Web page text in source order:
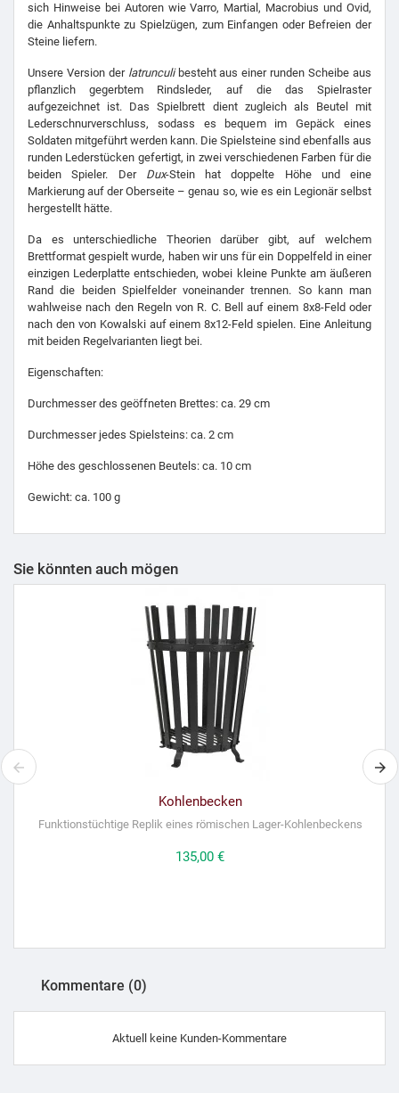
sich Hinweise bei Autoren wie Varro, Martial, Macrobius und Ovid,
die Anhaltspunkte zu Spielzügen, zum Einfangen oder Befreien der
Steine liefern.
Unsere Version der latrunculibesteht aus einer runden Scheibe aus
pflanzlich gegerbtem Rindsleder, auf die das Spielraster
aufgezeichnet ist. Das Spielbrett dient zugleich als Beutel mit
Lederschnurverschluss, sodass es bequem im Gepäck eines
Soldaten mitgeführt werden kann. Die Spielsteine sind ebenfalls aus
runden Lederstücken gefertigt, in zwei verschiedenen Farben für die
beiden Spieler. Der Dux-Stein hat doppelte Höhe und eine
Markierung auf der Oberseite – genau so, wie es ein Legionär selbst
hergestellt hätte.
Da es unterschiedliche Theorien darüber gibt, auf welchem
Brettformat gespielt wurde, haben wir uns für ein Doppelfeld in einer
einzigen Lederplatte entschieden, wobei kleine Punkte am äußeren
Rand die beiden Spielfelder voneinander trennen. So kann man
wahlweise nach den Regeln von R. C. Bell auf einem 8x8-Feld oder
nach den von Kowalski auf einem 8x12-Feld spielen. Eine Anleitung
mit beiden Regelvarianten liegt bei.
Eigenschaften:
Durchmesser des geöffneten Brettes: ca. 29 cm
Durchmesser jedes Spielsteins: ca. 2 cm
Höhe des geschlossenen Beutels: ca. 10 cm
Gewicht: ca. 100 g
Sie könnten auch mögen
Kohlenbecken
Funktionstüchtige Replik eines römischen Lager-Kohlenbeckens
Preis
135,00 €
Kommentare (0)
Aktuell keine Kunden-Kommentare